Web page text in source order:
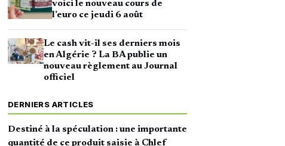
voici le nouveau cours de
l’euro ce jeudi 6 août
Le cash vit-il ses derniers mois
en Algérie ? La BA publie un
nouveau règlement au Journal
officiel
DERNIERS ARTICLES
Destiné à la spéculation : une importante
quantité de ce produit saisie à Chlef